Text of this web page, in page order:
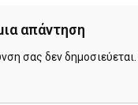
απάντηση
σας δεν δημοσιεύεται.